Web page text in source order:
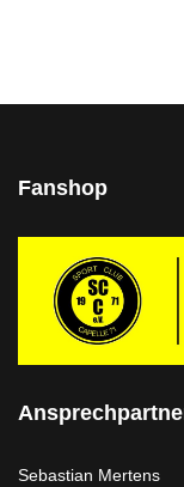
Fanshop
Sebastian Mertens